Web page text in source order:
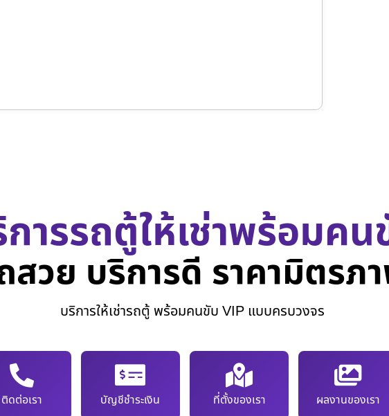
ารรถตู้ให้เช่าพร้อมคน
สวย บริการดี ราคามิตรภ
บริการให้เช่ารถตู้ พร้อมคนขับ VIP แบบครบวงจร
ติดต่อเรา บัญชีชำระเงิน ที่ตั้งของเรา ผลงานของเรา